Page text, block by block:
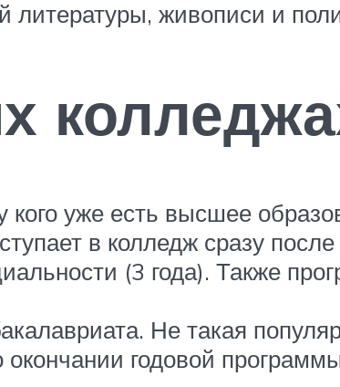
литературы, живописи и
уже есть высшее
в колледж сразу
(3 года). Также
Не такая
годовой